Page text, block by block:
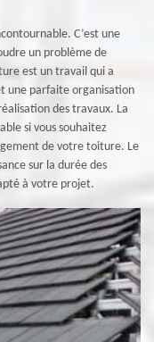
C’est une
un problème de
est un travail qui a
une parfaite organisation
des travaux. La
si vous souhaitez
de votre toiture. Le
sur la durée des
à votre projet.